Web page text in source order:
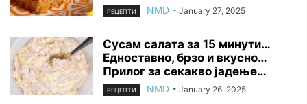
РЕЦЕПТИ NMD - January 27, 2025
Сусам салата за 15 минути…
Едноставно, брзо и вкусно…
Прилог за секакво јадење…
РЕЦЕПТИ NMD - January 26, 2025